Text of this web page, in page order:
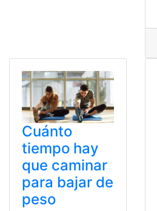
Cuánto
tiempo hay
que caminar
para bajar de
peso